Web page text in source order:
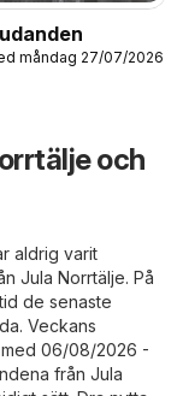
måndag 27/07/2026
och
aldrig varit
Jula Norrtälje. På
de senaste
Veckans
06/08/2026 -
från Jula